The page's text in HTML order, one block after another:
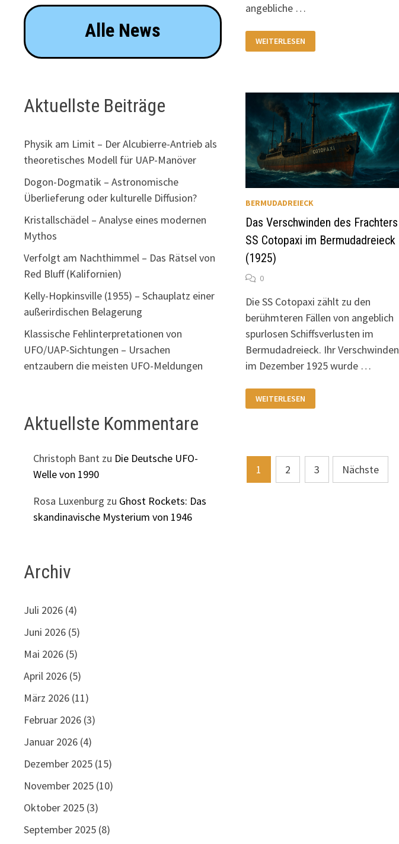
angebliche …
ARTEFAKTE
AM
INSEL
ANDROS
BERMUDADREIECK
WEITERLESEN
BERMUDADREIECK
Das Verschwinden des Frachters
SS Cotopaxi im Bermudadreieck
(1925)
0
Die SS Cotopaxi zählt zu den
berühmteren Fällen von angeblich
spurlosen Schiffsverlusten im
Bermudadreieck. Ihr Verschwinden
im Dezember 1925 wurde …
VERSCHWINDEN
DES
(1925)
WEITERLESEN
Seitennummerierung
der
1 2 3 Nächste
Alle News
Aktuellste Beiträge
Physik am Limit – Der Alcubierre-Antrieb als
theoretisches Modell für UAP-Manöver
Dogon-Dogmatik – Astronomische
Überlieferung oder kulturelle Diffusion?
Kristallschädel – Analyse eines modernen
Mythos
Verfolgt am Nachthimmel – Das Rätsel von
Red Bluff (Kalifornien)
Kelly-Hopkinsville (1955) – Schauplatz einer
außerirdischen Belagerung
Klassische Fehlinterpretationen von
UFO/UAP-Sichtungen – Ursachen
entzaubern die meisten UFO-Meldungen
Aktuellste Kommentare
Christoph Bant zu Die Deutsche UFO-
Welle von 1990
Rosa Luxenburg zu Ghost Rockets: Das
skandinavische Mysterium von 1946
Archiv
Juli 2026 (4)
Juni 2026 (5)
Mai 2026 (5)
April 2026 (5)
März 2026 (11)
Februar 2026 (3)
Januar 2026 (4)
Dezember 2025 (15)
November 2025 (10)
Oktober 2025 (3)
September 2025 (8)